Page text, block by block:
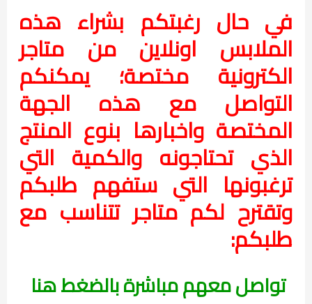
في حال رغبتكم بشراء هذه
الملابس اونلاين من متاجر
الكترونية مختصة؛ يمكنكم
التواصل مع هذه الجهة
المختصة واخبارها بنوع المنتج
الذي تحتاجونه والكمية التي
ترغبونها التي ستفهم طلبكم
وتقترح لكم متاجر تتناسب مع
طلبكم:
تواصل معهم مباشرة بالضغط هنا